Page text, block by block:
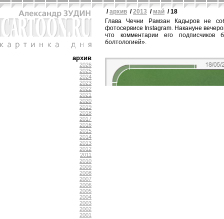
архив
2026
2025
2024
2023
2022
2021
2020
2019
2018
2017
2016
2015
2014
2013
2012
2011
2010
2009
2008
2007
2006
2005
2004
2003
2002
2001
/архив /2013 / май / 18
Глава Чечни Рамзан Кадыров не
фотосервисе Instagram. Накануне
что комментарии его подписчиков
болтологией».